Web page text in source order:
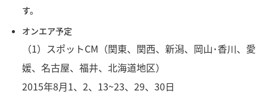
す。
オンエア予定
（1）スポットCM（関東、関西、新潟、岡山･香川、愛
媛、名古屋、福井、北海道地区）
2015年8月1、2、13~23、29、30日